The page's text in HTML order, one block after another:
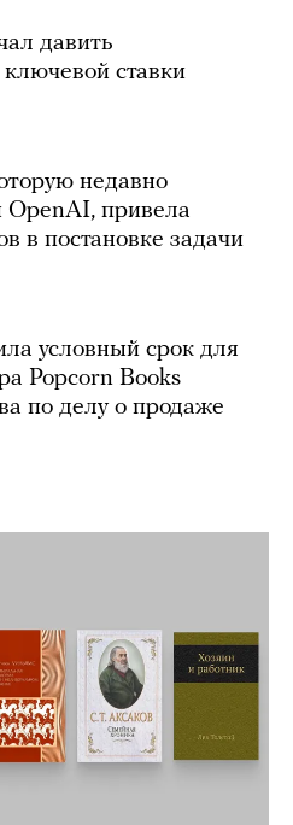
давить
ставки
недавно
привела
в постановке задачи
условный срок для
Popcorn Books
по делу о продаже